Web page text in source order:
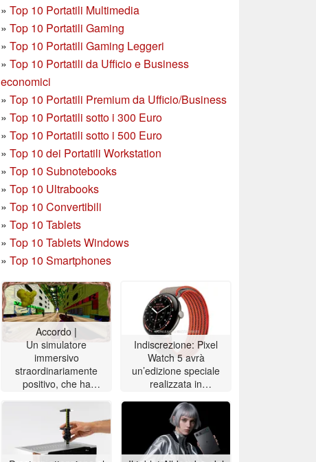
» Top 10 Portatili Multimedia
» Top 10 Portatili Gaming
» Top 10 Portatili Gaming Leggeri
» Top 10 Portatili da Ufficio e Business
economici
» Top 10 Portatili Premium da Ufficio/Business
» Top 10 Portatili sotto i 300 Euro
» Top 10 Portatili sotto i 500 Euro
» Top 10 dei Portatili Workstation
» Top 10 Subnotebooks
» Top 10 Ultrabooks
» Top 10 Convertibili
» Top 10 Tablets
» Top 10 Tablets Windows
» Top 10 Smartphones
Accordo |
Un simulatore
immersivo
straordinariamente
positivo, che ha
quattro ore, è ora
scontato del 90%
Indiscrezione: Pixel
Watch 5 avrà
un’edizione speciale
realizzata in
stella dell’NBA